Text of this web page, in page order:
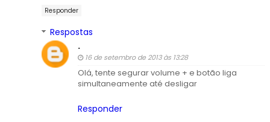
Responder
Respostas
.
16 de setembro de 2013 às 13:28
Olá, tente segurar volume + e botão liga
simultaneamente até desligar
Responder